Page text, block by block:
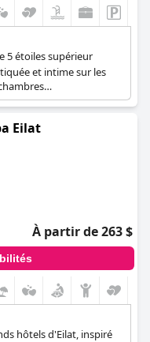
5 étoiles supérieur
et intime sur les
aux commodités du
service personnalisé.
Eilat
À partir de 263 $
hôtels d'Eilat, inspiré